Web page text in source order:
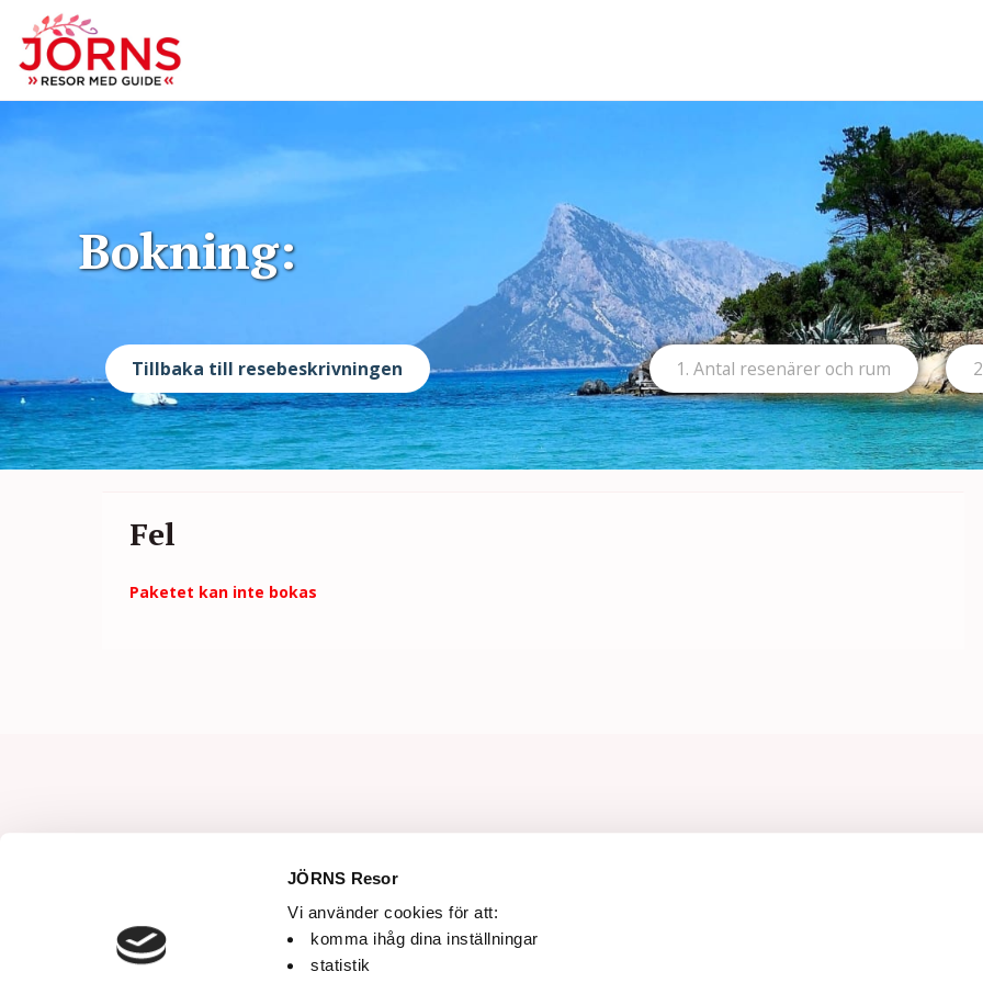
JÖRNS Resor
Vi använder cookies för att:
komma ihåg dina inställningar
statistik
Bokning:
Tillbaka till resebeskrivningen 1. Antal resenärer och rum
Fel
Paketet kan inte bokas